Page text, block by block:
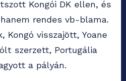
Kongói DK ellen, és
rendes vb-blama.
Kongó visszajött, Yoane
szerzett, Portugália
a pályán.